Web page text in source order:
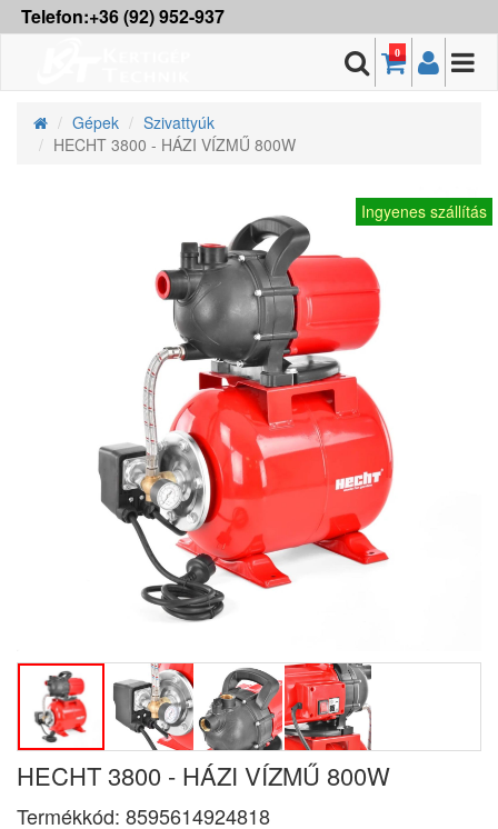
Telefon:+36 (92) 952-937
0
Gépek
Szivattyúk
HECHT 3800 - HÁZI VÍZMŰ 800W
Ingyenes szállítás
HECHT 3800 - HÁZI VÍZMŰ 800W
Termékkód: 8595614924818